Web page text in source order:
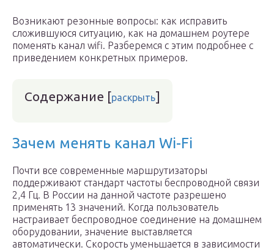
Возникают резонные вопросы: как исправить
сложившуюся ситуацию, как на домашнем роутере
поменять канал wifi. Разберемся с этим подробнее с
приведением конкретных примеров.
Содержание [раскрыть]
Зачем менять канал Wi-Fi
Почти все современные маршрутизаторы
поддерживают стандарт частоты беспроводной связи
2,4 Гц. В России на данной частоте разрешено
применять 13 значений. Когда пользователь
настраивает беспроводное соединение на домашнем
оборудовании, значение выставляется
автоматически. Скорость уменьшается в зависимости